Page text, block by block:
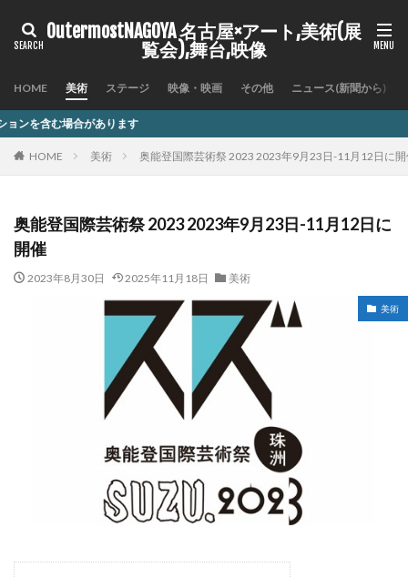
OutermostNAGOYA 名古屋×アート,美術(展
覧会),舞台,映像
HOME 美術 ステージ 映像・映画 その他 ニュース(新聞から)
HOME 美術 奥能登国際芸術祭 2023 2023年9月23日-11月12日に
奥能登国際芸術祭 2023 2023年9月23日-11月12日に
開催
2023年8月30日 2025年11月18日 美術
美術